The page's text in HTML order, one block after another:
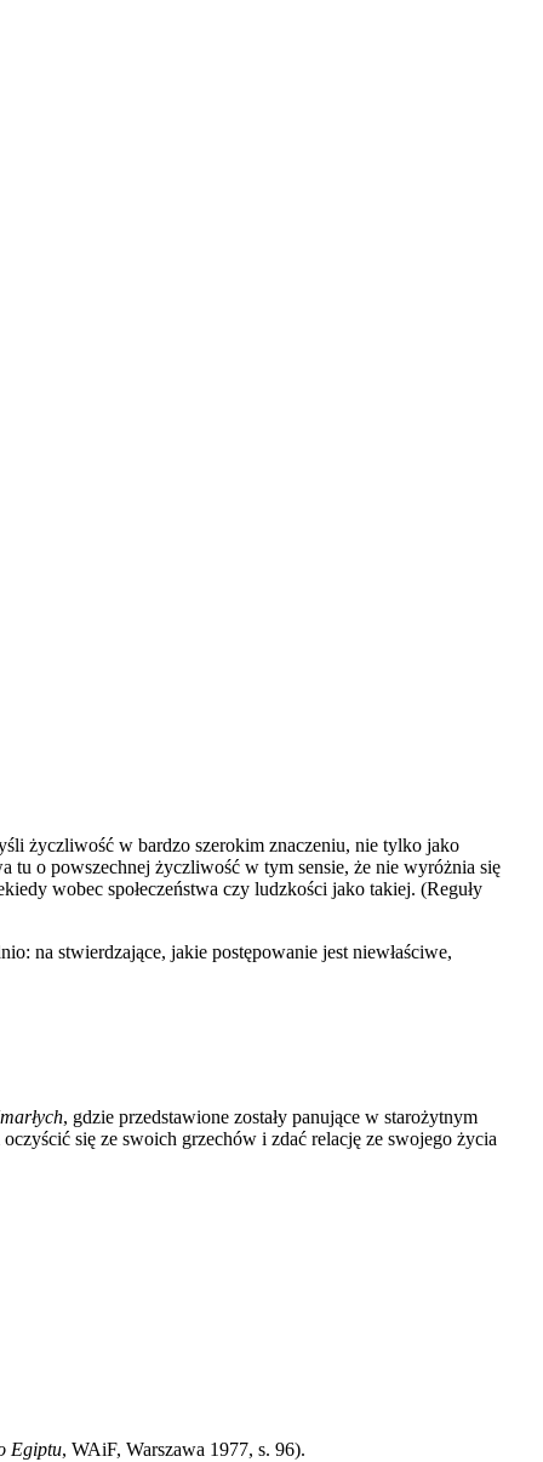
życzliwość w bardzo szerokim znaczeniu, nie tylko jako
o powszechnej życzliwość w tym sensie, że nie wyróżnia się
wobec społeczeństwa czy ludzkości jako takiej. (Reguły
na stwierdzające, jakie postępowanie jest niewłaściwe,
, gdzie przedstawione zostały panujące w starożytnym
się ze swoich grzechów i zdać relację ze swojego życia
Egiptu, WAiF, Warszawa 1977, s. 96).